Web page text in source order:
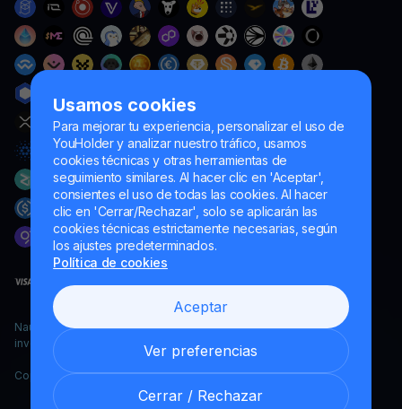
Usamos cookies
Para mejorar tu experiencia, personalizar el uso de
YouHolder y analizar nuestro tráfico, usamos
cookies técnicas y otras herramientas de
seguimiento similares. Al hacer clic en 'Aceptar',
consientes el uso de todas las cookies. Al hacer
clic en 'Cerrar/Rechazar', solo se aplicarán las
cookies técnicas estrictamente necesarias, según
los ajustes predeterminados.
Política de cookies
Aceptar
Ver preferencias
Cerrar / Rechazar
Naumard LTD. – únicamente para fines de desarrollo informático,
investigación y marketing
Copyright YouHodler, 2026.